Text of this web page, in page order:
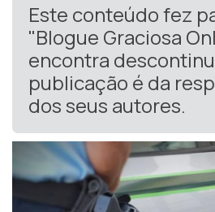
Este conteúdo fez
"Blogue Graciosa
encontra
publicação é da
dos seus autores.